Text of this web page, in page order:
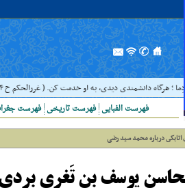
هرگاه دانشمندى ديدى، به او خدمت کن. ( غررالحکم ح ۴۰۴۴ )
فهرست فهرست تاریخی فهرست الفبایی
درباره محمد سید رضی
یوسف بن تَغرى